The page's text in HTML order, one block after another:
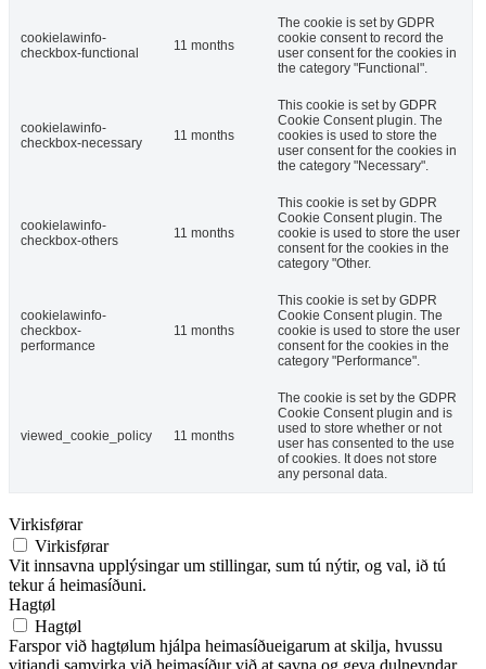
cookielawinfo-
checkbox-functional
11 months
The cookie is set by GDPR
cookie consent to record the
user consent for the cookies in
the category "Functional".
cookielawinfo-
checkbox-necessary
11 months
This cookie is set by GDPR
Cookie Consent plugin. The
cookies is used to store the
user consent for the cookies in
the category "Necessary".
cookielawinfo-
checkbox-others
11 months
This cookie is set by GDPR
Cookie Consent plugin. The
cookie is used to store the user
consent for the cookies in the
category "Other.
cookielawinfo-
checkbox-
performance
11 months
This cookie is set by GDPR
Cookie Consent plugin. The
cookie is used to store the user
consent for the cookies in the
category "Performance".
viewed_cookie_policy 11 months
The cookie is set by the GDPR
Cookie Consent plugin and is
used to store whether or not
user has consented to the use
of cookies. It does not store
any personal data.
Virkisførar
Virkisførar
Vit innsavna upplýsingar um stillingar, sum tú nýtir, og val, ið tú
tekur á heimasíðuni.
Hagtøl
Hagtøl
Farspor við hagtølum hjálpa heimasíðueigarum at skilja, hvussu
vitjandi samvirka við heimasíður við at savna og geva dulnevndar